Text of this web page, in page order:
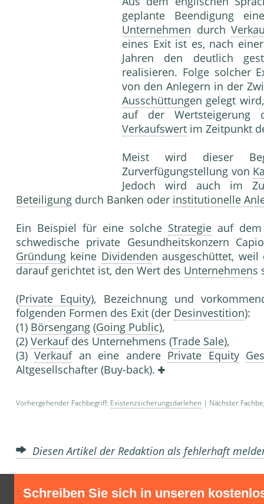
geplante Beendigung
Unternehmen durch
eines Exit ist es, nach
Jahren den deutlich
realisieren. Folge solcher
von den Anlegern in der
Ausschüttungen gelegt
auf der
Verkaufswert im Zeitpunkt
Meist wird dieser
Zurverfügungstellung von
Jedoch wird auch im
Beteiligung durch Banken oder institutionelle
Ein Beispiel für eine solche Strategie auf
schwedische private Gesundheitskonzern
Gründung keine Dividenden ausgeschüttet,
darauf gerichtet ist, den Wert des Unternehmens
(Private Equity), Bezeichnung und
folgenden Formen des Exit (der Desinvestition):
(1) Börsengang (Going Public),
(2) Verkaufdes Unterneh­mens (Trade Sale),
(3)Verkaufan eine andere Private Equity
Altgesellschafter (Buy-back).
Vorhergehender Fachbegriff: Existenzsicherungsdarlehen | Nächster
Diesen Artikel der Redaktion als fehlerhaft
Schreiben Sie sich in unseren